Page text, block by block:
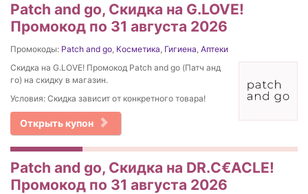
Patch and go, Скидка на G.LOVE!
Промокод по 31 августа 2026
Промокоды: Patch and go, Косметика, Гигиена, Аптеки
Скидка на G.LOVE! Промокод Patch and go (Патч анд
го) на скидку в магазин.
Условия: Скидка зависит от конкретного товара!
Открыть купон
Patch and go, Скидка на DR.C€ACLE!
Промокод по 31 августа 2026